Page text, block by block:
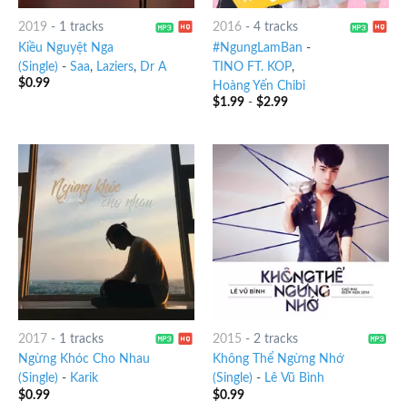
2019 - 1 tracks
Kiều Nguyệt Nga
(Single) - Saa, Laziers,
Dr A
$0.99
2016- 4 tracks
#NgungLamBan -
TINO FT. KOP,
Hoàng Yến Chibi
$1.99- $2.99
2017- 1 tracks
Ngừng Khóc Cho Nhau
(Single) - Karik
$0.99
2015 - 2 tracks
Không Thể Ngừng Nhớ
(Single) - Lê Vũ Bình
$0.99